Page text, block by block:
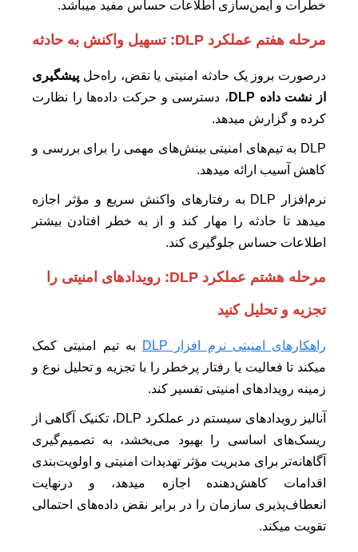
خطرات و ایمن‌سازی اطلاعات حساس مفید میباشد.
مرحله هفتم عملکرد DLP: تسهیل واکنش به حادثه
درصورت بروز یک حادثه امنیتی یا نقض، راه‌حل پیشگیری
از نشت داده‌ DLP
، دسترسی و حرکت داده‌ها را نظارت
کرده و گزارش میدهد.
DLP به تیم‌های امنیتی بینش‌های مهمی را برای بررسی و
کاهش آسیب ارائه میدهد.
نرم‌افزار DLP به رفتارهای واکنش سریع و مؤثر اجازه
میدهد تا حادثه را مهار کند و از به خطر افتادن بیشتر
اطلاعات حساس جلوگیری کند.
مرحله هشتم عملکرد DLP: رویدادهای امنیتی را
تجزیه و تحلیل کنید
راهکارهای امنیتی نرم افزار DLP
به تیم امنیتی کمک
میکند تا فعالیت یا رفتار پرخطر را با تجزیه و تحلیل نوع و
زمینه رویدادهای امنیتی تفسیر کند.
آنالیز رویدادهای سیستم در عملکرد DLP، تکنیک آگاهی از
ریسک‌های اساسی را بهبود می‌بخشد، به تصمیم‌گیری
آگاهانه‌تر برای مدیریت مؤثر تهدیدات امنیتی و اولویت‌بندی
اقدامات کاهش‌دهنده اجازه میدهد، و درنهایت
انعطاف‌پذیری سازمان را در برابر نقض‌ داده‌های احتمالی
تقویت میکند.